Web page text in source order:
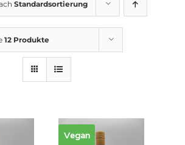
Standardsortierung
12 Produkte
Vegan